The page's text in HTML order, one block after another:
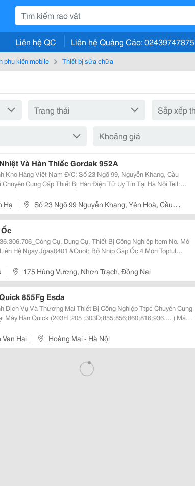
Liên hệ QC Liên hệ Quảng Cáo: 02439747875
phụ kiện mobile Thiết bị sửa chữa
Khoảng giá
Và Hàn Thiếc Gordak 952A
Nam Đ/C: Số 23 Ngõ 99, Nguyễn Khang, Cầu
Dễ C
Hạ
Số 23 Ngõ 99 Nguyễn Khang, Yên Hoà, Cầu
Vietnam
Cụ, Dụng Cụ, Thiết Bị Công Nghiệp Item No. Mô
Jjav0411&Quot; 126,800 0936306706
175 Hùng Vương, Nhơn Trạch, Đồng Nai
855Fg Esda
Dịch Vụ Và Thương Mại Thiết Bị Công Nghiệp Ttpc Chuyên Cung
Máy Hàn Quick (203H ;205 ;303D;855;856;860;816;936.... ) Máy
Sẽ Cung Cấp C
Hai Hoàng Mai - Hà Nội